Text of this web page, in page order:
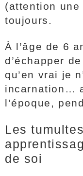
(attention
toujours.
À l’âge de 6
d’échapper
qu’en vrai je
incarnation…
l’époque,
Les
de soi